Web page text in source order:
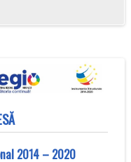
2014 – 2020